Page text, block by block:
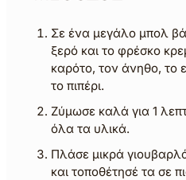
Σε ένα μεγάλο μπολ
ξερό και το φρέσκο
καρότο, τον άνηθο, το
το πιπέρι.
Ζύμωσε καλά για 1
όλα τα υλικά.
Πλάσε μικρά
και τοποθέτησέ τα σε